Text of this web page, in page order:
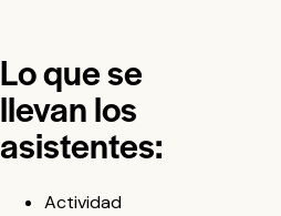
Lo que se
llevan los
asistentes:
Actividad